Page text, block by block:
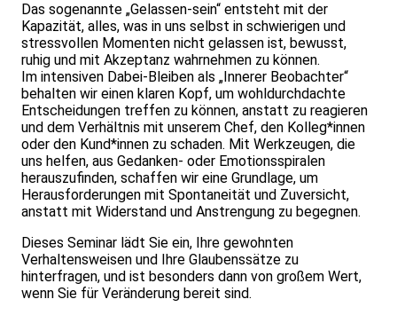
Das sogenannte „Gelassen-sein“ entsteht mit der
Kapazität, alles, was in uns selbst in schwierigen und
stressvollen Momenten nicht gelassen ist, bewusst,
ruhig und mit Akzeptanz wahrnehmen zu können.
Im intensiven Dabei-Bleiben als „Innerer Beobachter“
behalten wir einen klaren Kopf, um wohldurchdachte
Entscheidungen treffen zu können, anstatt zu reagieren
und dem Verhältnis mit unserem Chef, den Kolleg*innen
oder den Kund*innen zu schaden. Mit Werkzeugen, die
uns helfen, aus Gedanken- oder Emotionsspiralen
herauszufinden, schaffen wir eine Grundlage, um
Herausforderungen mit Spontaneität und Zuversicht,
anstatt mit Widerstand und Anstrengung zu begegnen.
Dieses Seminar lädt Sie ein, Ihre gewohnten
Verhaltensweisen und Ihre Glaubenssätze zu
hinterfragen, und ist besonders dann von großem Wert,
wenn Sie für Veränderung bereit sind.